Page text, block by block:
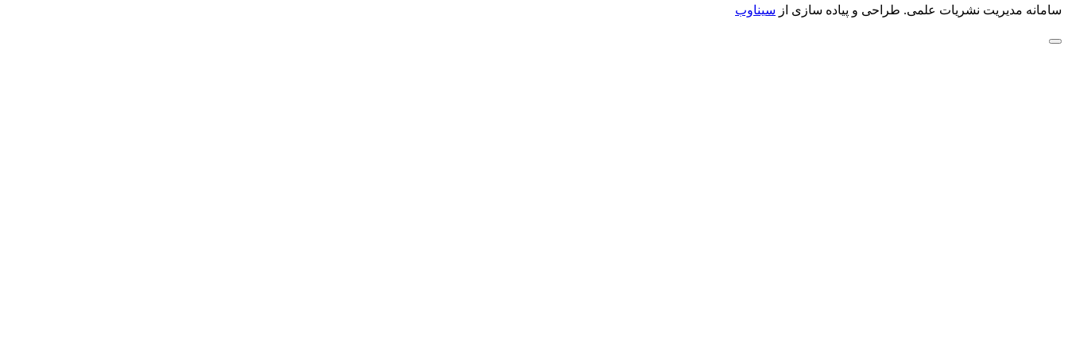
سامانه مدیریت نشریات علمی. طراحی و پیاده سازی از سیناوب